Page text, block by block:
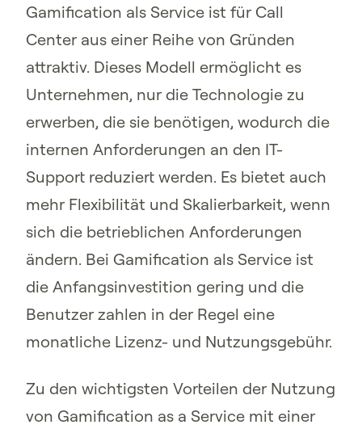
Gamification als Service ist für Call
Center aus einer Reihe von Gründen
attraktiv. Dieses Modell ermöglicht es
Unternehmen, nur die Technologie zu
erwerben, die sie benötigen, wodurch die
internen Anforderungen an den IT-
Support reduziert werden. Es bietet auch
mehr Flexibilität und Skalierbarkeit, wenn
sich die betrieblichen Anforderungen
ändern. Bei Gamification als Service ist
die Anfangsinvestition gering und die
Benutzer zahlen in der Regel eine
monatliche Lizenz- und Nutzungsgebühr.
Zu den wichtigsten Vorteilen der Nutzung
von Gamification as a Service mit einer